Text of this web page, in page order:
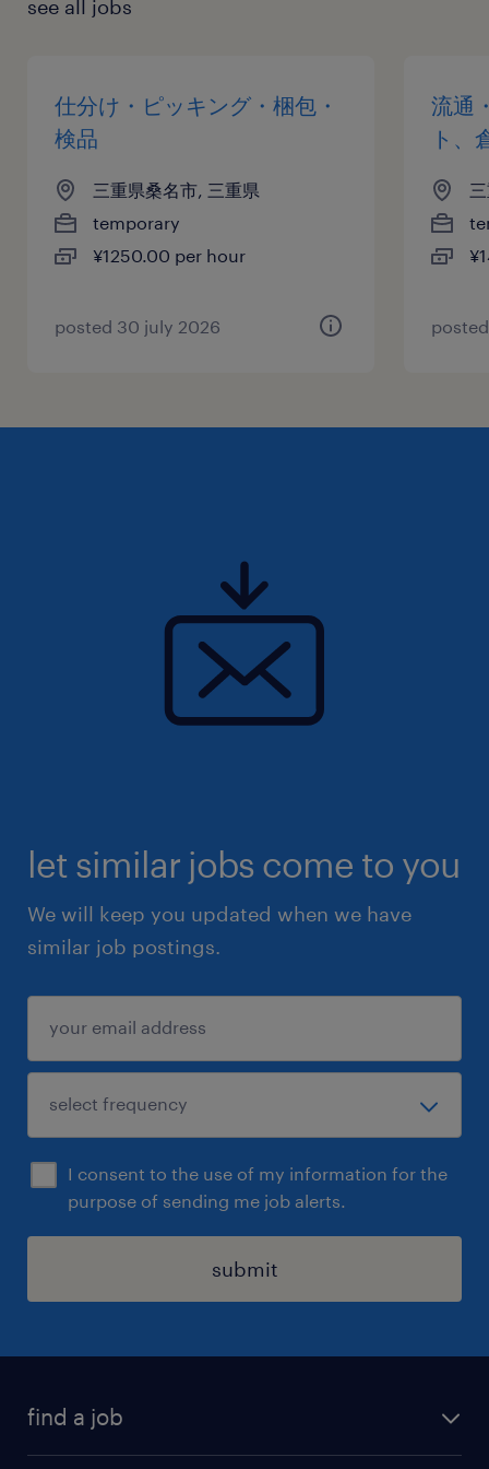
see all jobs
仕分け・ピッキング・梱包・
検品
三重県桑名市, 三重県
temporary
¥1250.00 per hour
posted 30 july 2026
流通
ト、
let similar jobs come to you
We will keep you updated when we have
similar job postings.
I consent to the use of my information for the
purpose of sending me job alerts.
submit
find a job